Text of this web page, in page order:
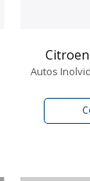
Autos